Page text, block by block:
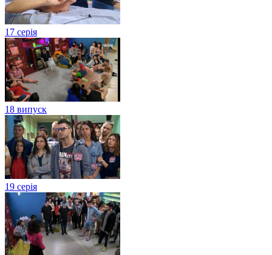
17 серія
18 випуск
19 серія